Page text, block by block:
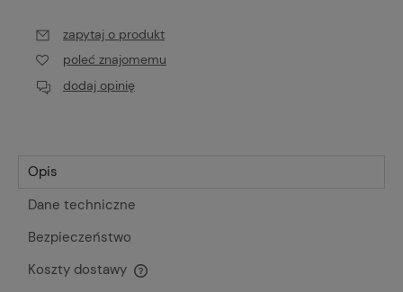
zapytaj o produkt
poleć znajomemu
dodaj opinię
Opis
Dane techniczne
Bezpieczeństwo
Koszty dostawy
Cena nie zawiera ewentualnych kosztów płatności